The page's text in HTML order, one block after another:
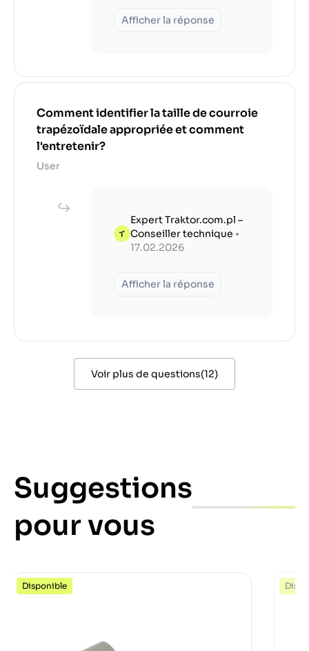
Afficher la réponse
Comment identifier la taille de courroie
trapézoïdale appropriée et comment
l'entretenir?
User
Expert Traktor.com.pl –
Conseiller technique •
17.02.2026
Afficher la réponse
Voir plus de questions(12)
Suggestions
pour vous
Disponible